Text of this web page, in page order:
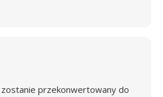
zostanie przekonwertowany do